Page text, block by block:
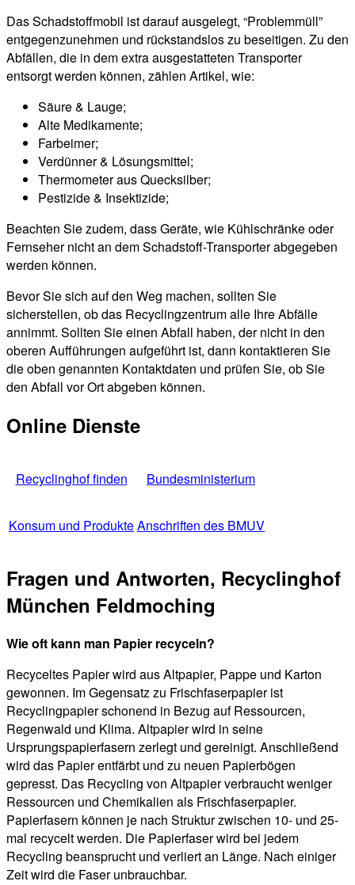
Das Schadstoffmobil ist darauf ausgelegt, “Problemmüll”
entgegenzunehmen und rückstandslos zu beseitigen. Zu den
Abfällen, die in dem extra ausgestatteten Transporter
entsorgt werden können, zählen Artikel, wie:
Säure & Lauge;
Alte Medikamente;
Farbeimer;
Verdünner & Lösungsmittel;
Thermometer aus Quecksilber;
Pestizide & Insektizide;
Beachten Sie zudem, dass Geräte, wie Kühlschränke oder
Fernseher nicht an dem Schadstoff-Transporter abgegeben
werden können.
Bevor Sie sich auf den Weg machen, sollten Sie
sicherstellen, ob das Recyclingzentrum alle Ihre Abfälle
annimmt. Sollten Sie einen Abfall haben, der nicht in den
oberen Aufführungen aufgeführt ist, dann kontaktieren Sie
die oben genannten Kontaktdaten und prüfen Sie, ob Sie
den Abfall vor Ort abgeben können.
Online Dienste
Recyclinghof finden Bundesministerium
Konsum und ProdukteAnschriften des BMUV
Fragen und Antworten, Recyclinghof
München Feldmoching
Wie oft kann man Papier recyceln?
Recyceltes Papier wird aus Altpapier, Pappe und Karton
gewonnen. Im Gegensatz zu Frischfaserpapier ist
Recyclingpapier schonend in Bezug auf Ressourcen,
Regenwald und Klima. Altpapier wird in seine
Ursprungspapierfasern zerlegt und gereinigt. Anschließend
wird das Papier entfärbt und zu neuen Papierbögen
gepresst. Das Recycling von Altpapier verbraucht weniger
Ressourcen und Chemikalien als Frischfaserpapier.
Papierfasern können je nach Struktur zwischen 10- und 25-
mal recycelt werden. Die Papierfaser wird bei jedem
Recycling beansprucht und verliert an Länge. Nach einiger
Zeit wird die Faser unbrauchbar.